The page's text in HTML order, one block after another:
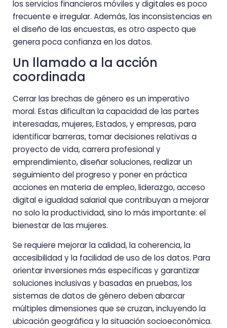
los servicios financieros móviles y digitales es poco
frecuente e irregular. Además, las inconsistencias en
el diseño de las encuestas, es otro aspecto que
genera poca confianza en los datos.
Un llamado a la acción
coordinada
Cerrar las brechas de género es un imperativo
moral. Estas dificultan la capacidad de las partes
interesadas, mujeres, Estados, y empresas, para
identificar barreras, tomar decisiones relativas a
proyecto de vida, carrera profesional y
emprendimiento, diseñar soluciones, realizar un
seguimiento del progreso y poner en práctica
acciones en materia de empleo, liderazgo, acceso
digital e igualdad salarial que contribuyan a mejorar
no solo la productividad, sino lo más importante: el
bienestar de las mujeres.
Se requiere mejorar la calidad, la coherencia, la
accesibilidad y la facilidad de uso de los datos. Para
orientar inversiones más específicas y garantizar
soluciones inclusivas y basadas en pruebas, los
sistemas de datos de género deben abarcar
múltiples dimensiones que se cruzan, incluyendo la
ubicación geográfica y la situación socioeconómica.